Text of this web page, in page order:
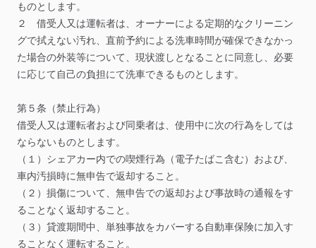
ものとします。
２
借受人又は運転者は、オーナーによる定期的なクリーニン
グで拭えない汚れ、直前予約による洗車時間が確保できなかっ
た場合の外装等について、現状渡しとなることに同意し、必要
に応じて自己の負担にて洗車できるものとします。
第５条（禁止行為）
借受人又は運転者および同乗者は、使用中に次の行為をしては
ならないものとします。
（１）シェアカー内での喫煙行為（電子たばこ含む）および、
車内汚損時に無申告で返却すること。
（２）損傷について、無申告での返却および事故時の通報をす
ることなく返却すること。
（３）貸渡期間中、単独事故をカバーする自動車保険に加入す
ることなく運転すること。